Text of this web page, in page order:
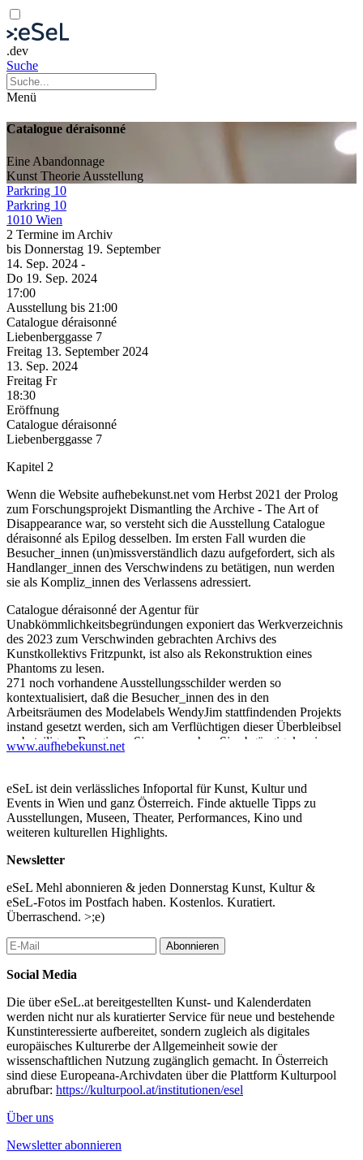
.dev
Suche
Menü
Catalogue déraisonné
Eine Abandonnage
Kunst Theorie Ausstellung
Parkring 10
Parkring 10
1010 Wien
2 Termine im Archiv
bis Donnerstag 19. September
14. Sep. 2024 -
Do 19. Sep. 2024
17:00
Ausstellung bis 21:00
Catalogue déraisonné
Liebenberggasse 7
Freitag 13. September 2024
13. Sep. 2024
Freitag Fr
18:30
Eröffnung
Catalogue déraisonné
Liebenberggasse 7
Kapitel 2
Wenn die Website aufhebekunst.net vom Herbst 2021 der Prolog
zum Forschungsprojekt Dismantling the Archive - The Art of
Disappearance war, so versteht sich die Ausstellung Catalogue
déraisonné als Epilog desselben. Im ersten Fall wurden die
Besucher_innen (un)missverständlich dazu aufgefordert, sich als
Handlanger_innen des Verschwindens zu betätigen, nun werden
sie als Kompliz_innen des Verlassens adressiert.
Catalogue déraisonné der Agentur für
Unabkömmlichkeitsbegründungen exponiert das Werkverzeichnis
des 2023 zum Verschwinden gebrachten Archivs des
Kunstkollektivs Fritzpunkt, ist also als Rekonstruktion eines
Phantoms zu lesen.
271 noch vorhandene Ausstellungsschilder werden so
kontextualisiert, daß die Besucher_innen des in den
Arbeitsräumen des Modelabels WendyJim stattfindenden Projekts
instand gesetzt werden, sich am Verflüchtigen dieser Überbleibsel
zu beteiligen. Rangieren Sie aus, machen Sie abgängig, kassieren,
verwerfen, verstreuen und dislozieren Sie.
Wer während der Ausstellungsdauer vom 13. bis 19. September
nicht in Wien ist,
hat die Möglichkeit, sich ein Exponat unentgeltlich zusenden zu
lassen. Ein Mail mit Nennung von Name, Postadresse und einem
Vorschlag, wie das Exponat im Sinne des Projekts behandelt
werden will, genügt. Die Zusendung erfolgt nach dem Ende der
Nach Abschluß dieses Projekts wird die Agentur für
Unabkömmlichkeitsbegründungen die in der Bearbeitung des
Archiv Fritzpunkt gewonnenen Erkenntnisse und Techniken auf
andere staatliche, private und künstlerische Archive anwenden.
...Mehr lesen
www.aufhebekunst.net
eSeL ist dein verlässliches Infoportal für Kunst, Kultur und
Events in Wien und ganz Österreich. Finde aktuelle Tipps zu
Ausstellungen, Museen, Theater, Performances, Kino und
weiteren kulturellen Highlights.
Newsletter
eSeL Mehl abonnieren & jeden Donnerstag Kunst, Kultur &
eSeL-Fotos im Postfach haben. Kostenlos. Kuratiert.
Überraschend. >;e)
Abonnieren
Social Media
Die über eSeL.at bereitgestellten Kunst- und Kalenderdaten
werden nicht nur als kuratierter Service für neue und bestehende
Kunstinteressierte aufbereitet, sondern zugleich als digitales
europäisches Kulturerbe der Allgemeinheit sowie der
wissenschaftlichen Nutzung zugänglich gemacht. In Österreich
sind diese Europeana-Archivdaten über die Plattform Kulturpool
abrufbar: https://kulturpool.at/institutionen/esel
Über uns
Newsletter abonnieren